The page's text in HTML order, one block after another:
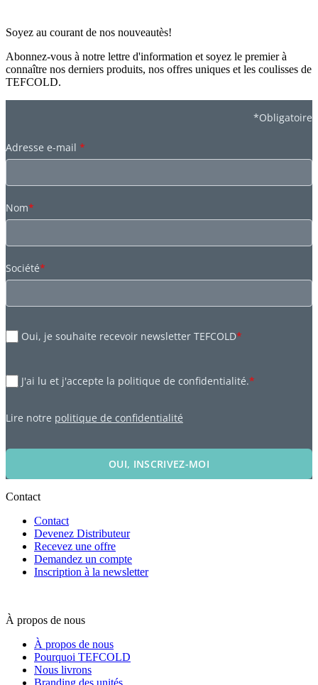
Soyez au courant de nos nouveautès!
Abonnez-vous à notre lettre d'information et soyez le premier à
connaître nos derniers produits, nos offres uniques et les coulisses de
TEFCOLD.
*Obligatoire
Adresse e-mail *
Nom*
Société*
Oui, je souhaite recevoir newsletter TEFCOLD*
J'ai lu et j'accepte la politique de confidentialité.*
Lire notre politique de confidentialité
OUI, INSCRIVEZ-MOI
Contact
Contact
Devenez Distributeur
Recevez une offre
Demandez un compte
Inscription à la newsletter
À propos de nous
À propos de nous
Pourquoi TEFCOLD
Nous livrons
Branding des unités